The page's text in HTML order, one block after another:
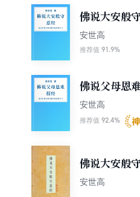
悉得佛道，则属于大乘的经典，
况。他译文条理清楚，措辞恰当
创举，没有其他译作可资观摩取
安世高译经工作约止于东汉建宁
西、浙江等地。有不少关于他的
佛说大安般
安世高
推荐值 91.9%
佛说父母恩
安世高
推荐值 92.4%
佛说大安般
安世高